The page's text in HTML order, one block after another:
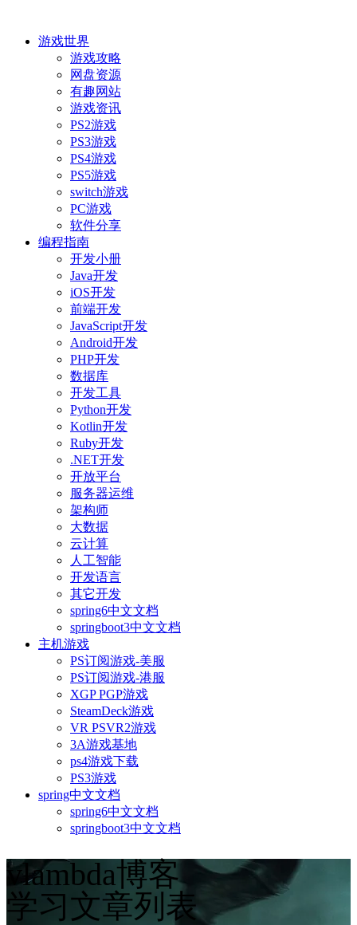
游戏世界
游戏攻略
网盘资源
有趣网站
游戏资讯
PS2游戏
PS3游戏
PS4游戏
PS5游戏
switch游戏
PC游戏
软件分享
编程指南
开发小册
Java开发
iOS开发
前端开发
JavaScript开发
Android开发
PHP开发
数据库
开发工具
Python开发
Kotlin开发
Ruby开发
.NET开发
开放平台
服务器运维
架构师
大数据
云计算
人工智能
开发语言
其它开发
spring6中文文档
springboot3中文文档
主机游戏
PS订阅游戏-美服
PS订阅游戏-港服
XGP PGP游戏
SteamDeck游戏
VR PSVR2游戏
3A游戏基地
ps4游戏下载
PS3游戏
spring中文文档
spring6中文文档
springboot3中文文档
vlambda博客
学习文章列表